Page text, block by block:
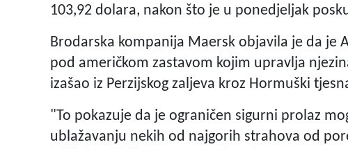
103,92 dolara, nakon što je u ponedjeljak
Brodarska kompanija Maersk objavila je da je
pod američkom zastavom kojim upravlja
izašao iz Perzijskog zaljeva kroz Hormuški
"To pokazuje da je ograničen sigurni prolaz
ublažavanju nekih od najgorih strahova od